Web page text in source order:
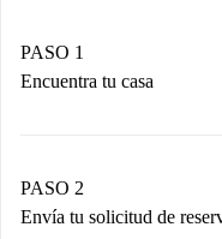
PASO 1
Encuentra tu casa
Tienes toda la
PASO 2
Envía tu solicitud de